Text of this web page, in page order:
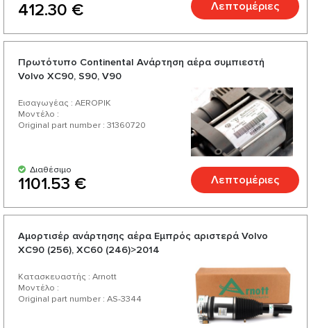
412.30 € Λεπτομέριες
Πρωτότυπο Continental Ανάρτηση αέρα συμπιεστή
Volvo XC90, S90, V90
Εισαγωγέας : AEROPIK
Μοντέλο :
Original part number : 31360720
Διαθέσιμο
1101.53 € Λεπτομέριες
Αμορτισέρ ανάρτησης αέρα Εμπρός αριστερά Volvo
XC90 (256), XC60 (246)>2014
Κατασκευαστής : Arnott
Μοντέλο :
Original part number : AS-3344